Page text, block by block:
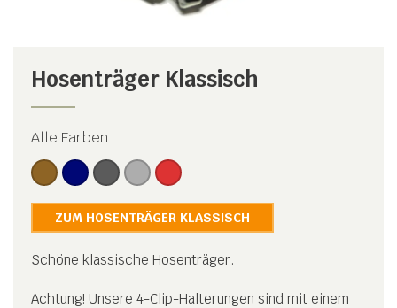
Hosenträger Klassisch
Schöne klassische Hosenträger.
Achtung! Unsere 4-Clip-Halterungen sind mit einem
Alle Farben
ZUM HOSENTRÄGER KLASSISCH